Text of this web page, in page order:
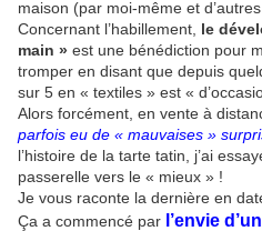
maison (par moi-même et
Concernant l’habillement, le
main » est une bénédiction pour
tromper en disant que depuis
sur 5 en « textiles » est «
Alors forcément, en vente à
parfois eu de « mauvaises »
l’histoire de la tarte tatin, j’ai
passerelle vers le « mieux » !
Je vous raconte la dernière en
Ça a commencé par l’envie